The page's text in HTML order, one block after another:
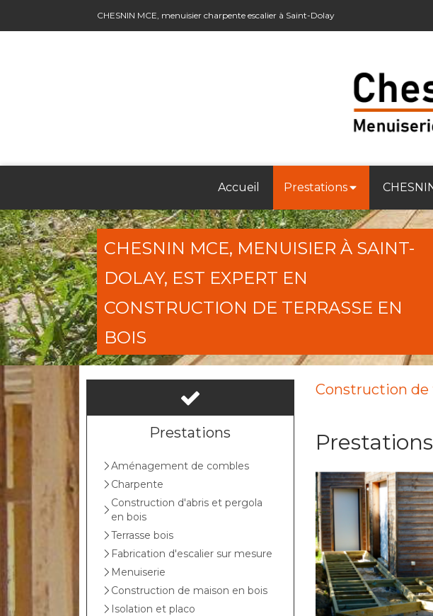
CHESNIN MCE, menuisier charpente escalier à Saint-Dolay
Accueil Prestations
CHESNIN MCE, MENUISIER À SAINT-
DOLAY, EST EXPERT EN
CONSTRUCTION DE TERRASSE EN
BOIS
Construction de
Prestations
Aménagement de combles
Charpente
Construction d'abris et pergola
en bois
Terrasse bois
Fabrication d'escalier sur mesure
Menuiserie
Construction de maison en bois
Isolation et placo